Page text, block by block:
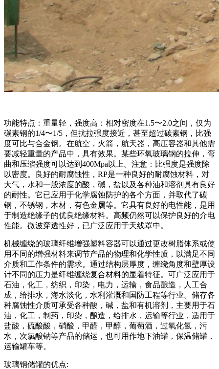
功能特点：重量轻，强度高：相对密度在1.5〜2.0之间，仅为
碳素钢的1/4〜1/5，但抗拉强度接近，甚至超过碳素钢，比强
度可比与合金钢。在航空，火箭，航天器，高压容器和其他需
要减轻重量的产品中，具有效果。某些环氧玻璃钢的拉伸，弯
曲和压缩强度可以达到400Mpa以上。注意：比强度是强度除
以密度。良好的耐腐蚀性，RP是一种良好的耐腐蚀材料，对
大气，水和一般浓度的酸，碱，盐以及各种油和溶剂具有良好
的耐性。它已应用于化学腐蚀防护的各个方面，并取代了碳
钢，不锈钢，木材，有色金属等。它具有良好的电性能，是用
于制造绝缘子的优良绝缘材料。高频仍然可以保护良好的介电
性能。微波穿透性好，已广泛应用于天线罩中。
机械缠绕的玻璃纤维增​​强塑料容器可以通过更改树脂体系或使
用不同的增强材料来调节产品的物理和化学性质，以满足不同
介质和工作条件的需求。通过结构层厚度，缠绕角度和壁厚设
计不同的压力是纤维缠绕复合材料的显着特征。可广泛应用于
石油，化工，纺织，印染，电力，运输，食品酿造，人工合
成，给排水，海水淡化，水利灌溉和国防工程等行业。储存各
种腐蚀性介质可承受各种酸，碱，盐和有机溶剂，主要用于石
油，化工，制药，印染，酿造，给排水，运输等行业，适用于
盐酸，硫酸酸，硝酸，甲醛，甲醇，葡萄酒，过氧化氢，污
水，次氯酸钠等产品的储运，也可用作地下油罐，保温储罐，
运输罐车等。
玻璃钢储罐的优点: